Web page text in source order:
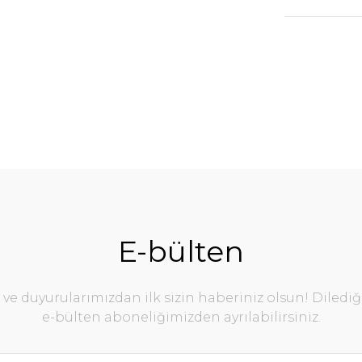
E-bülten
ve duyurularımızdan ilk sizin haberiniz olsun!
e-bülten aboneliğimizden ayrılabilirsiniz.